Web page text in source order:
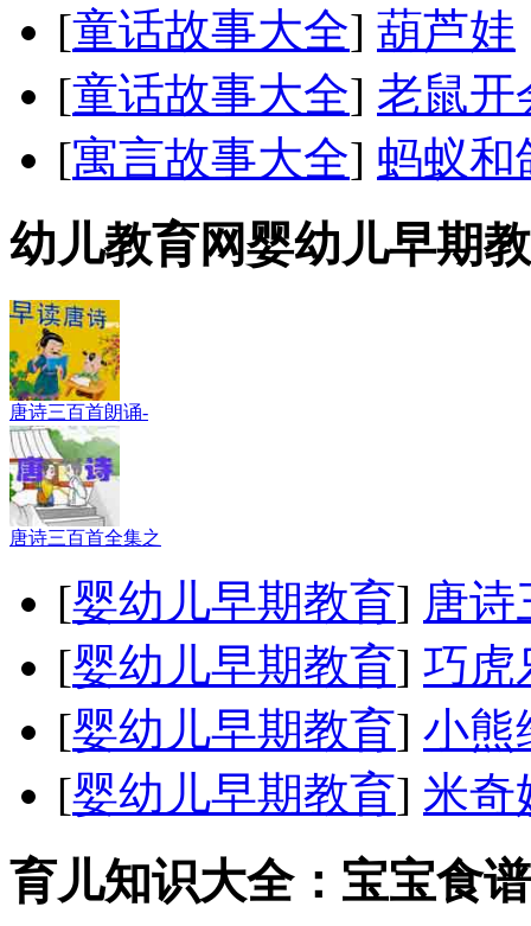
[童话故事大全] 葫芦娃
[童话故事大全] 老鼠开
[寓言故事大全] 蚂蚁和
幼儿教育网婴幼儿早期
唐诗三百首朗诵-
唐诗三百首全集之
[婴幼儿早期教育] 唐诗
[婴幼儿早期教育] 巧虎
[婴幼儿早期教育] 小熊
[婴幼儿早期教育] 米奇
育儿知识大全：宝宝食